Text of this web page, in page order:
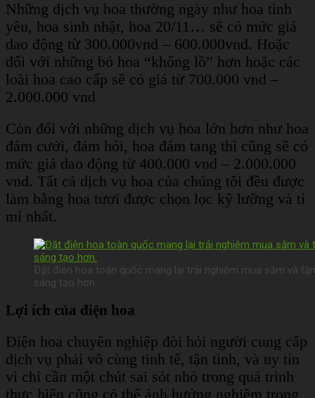
Những dịch vụ hoa thường ngày như hoa tình
yêu, hoa sinh nhật, hoa 20/11… sẽ có mức giá
dao động từ 300.000vnd – 600.000vnd. Hoặc
đối với những bó hoa “khổng lồ” hơn hoặc các
loài hoa cao cấp sẽ có giá từ 700.000 vnd –
2.000.000 vnd
Còn đối với những dịch vụ hoa lớn hơn như hoa
đám cưới, đám hỏi, hoa đám tang thì cũng sẽ có
mức giá dao động từ 400.000 vnd – 2.000.000
vnd. Tất cả dịch vụ hoa của chúng tôi đều được
làm bằng hoa tươi được chọn lọc kỹ lưỡng và tỉ
mỉ nhất.
Đặt điện hoa toàn quốc mang lại trải nghiệm mua sắm và
sáng tạo hơn.
Lợi ích của điện hoa
Điện hoa chuyên nghiệp đòi hỏi người cung cấp
dịch vụ phải vô cùng tinh tế, tận tình, và uy tín
vì chỉ cần một chút sai sót nhỏ trong quá trình
thực hiện cũng có thể ảnh hưởng nghiêm trọng